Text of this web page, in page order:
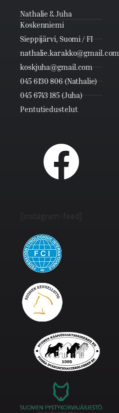
Nathalie & Juha
Koskenniemi
Sieppijärvi, Suomi / FI
nathalie.karakko@gmail.com
koskjuha@gmail.com
045 6130 806 (Nathalie)
045 6743 185 (Juha)
Pentutiedustelut